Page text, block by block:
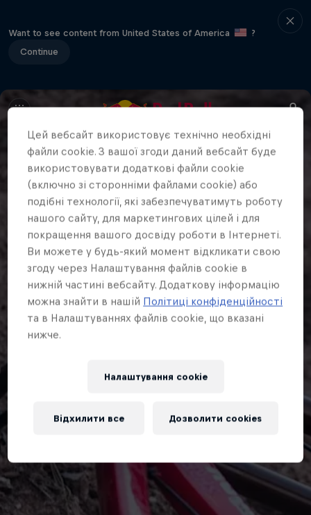
Want to see content from United States of America
?
Continue
Цей вебсайт використовує технічно необхідні
файли cookie. З вашої згоди даний вебсайт буде
використовувати додаткові файли cookie
(включно зі сторонніми файлами cookie) або
подібні технології, які забезпечуватимуть роботу
нашого сайту, для маркетингових цілей і для
покращення вашого досвіду роботи в Інтернеті.
Ви можете у будь-який момент відкликати свою
згоду через Налаштування файлів cookie в
нижній частині вебсайту. Додаткову інформацію
можна знайти в нашій Політиці конфіденційності
та в Налаштуваннях файлів cookie, що вказані
нижче.
Налаштування cookie
Відхилити все Дозволити cookies